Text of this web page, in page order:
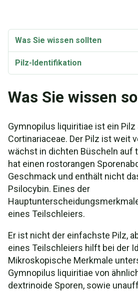
Was Sie wissen sollten
Pilz-Identifikation
Was Sie wissen
Gymnopilus liquiritiae ist ein Pilz
Cortinariaceae. Der Pilz ist weit
wächst in dichten Büscheln auf
hat einen rostorangen
Geschmack und enthält nicht
Psilocybin. Eines der
eines Teilschleiers.
Er ist nicht der einfachste Pilz,
eines Teilschleiers hilft bei der
Mikroskopische Merkmale
Gymnopilus liquiritiae von
dextrinoide Sporen, sowie